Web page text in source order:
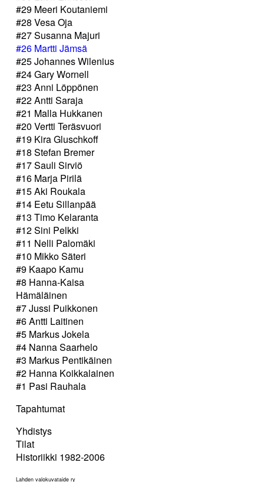
#29 Meeri Koutaniemi
#28 Vesa Oja
#27 Susanna Majuri
#26 Martti Jämsä
#25 Johannes Wilenius
#24 Gary Wornell
#23 Anni Löppönen
#22 Antti Saraja
#21 Malla Hukkanen
#20 Vertti Teräsvuori
#19 Kira Gluschkoff
#18 Stefan Bremer
#17 Sauli Sirviö
#16 Marja Pirilä
#15 Aki Roukala
#14 Eetu Sillanpää
#13 Timo Kelaranta
#12 Sini Pelkki
#11 Nelli Palomäki
#10 Mikko Säteri
#9 Kaapo Kamu
#8 Hanna-Kaisa
Hämäläinen
#7 Jussi Puikkonen
#6 Antti Laitinen
#5 Markus Jokela
#4 Nanna Saarhelo
#3 Markus Pentikäinen
#2 Hanna Koikkalainen
#1 Pasi Rauhala
Tapahtumat
Yhdistys
Tilat
Historiikki 1982-2006
Lahden valokuvataide ry